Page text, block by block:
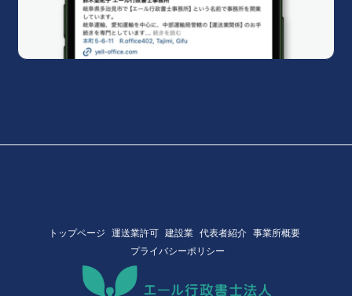
トップページ 運送業許可 建設業 代表者紹介 事業所概要
プライバシーポリシー